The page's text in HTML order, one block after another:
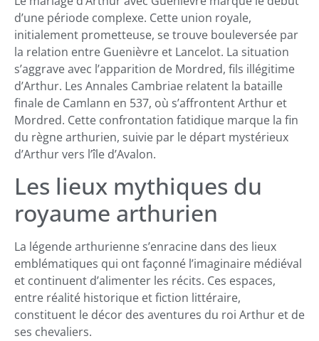
d’une période complexe. Cette union royale,
initialement prometteuse, se trouve bouleversée par
la relation entre Guenièvre et Lancelot. La situation
s’aggrave avec l’apparition de Mordred, fils illégitime
d’Arthur. Les Annales Cambriae relatent la bataille
finale de Camlann en 537, où s’affrontent Arthur et
Mordred. Cette confrontation fatidique marque la fin
du règne arthurien, suivie par le départ mystérieux
d’Arthur vers l’île d’Avalon.
Les lieux mythiques du
royaume arthurien
La légende arthurienne s’enracine dans des lieux
emblématiques qui ont façonné l’imaginaire médiéval
et continuent d’alimenter les récits. Ces espaces,
entre réalité historique et fiction littéraire,
constituent le décor des aventures du roi Arthur et de
ses chevaliers.